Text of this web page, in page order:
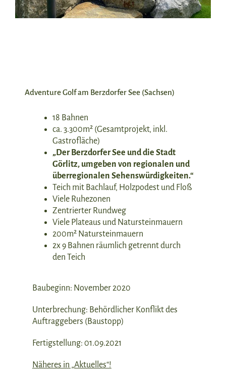
Adventure Golf am Berzdorfer See (Sachsen)
18 Bahnen
ca. 3.300m² (Gesamtprojekt, inkl.
Gastrofläche)
„Der Berzdorfer See und die Stadt
Görlitz, umgeben von regionalen und
überregionalen Sehenswürdigkeiten.“
Teich mit Bachlauf, Holzpodest und Floß
Viele Ruhezonen
Zentrierter Rundweg
Viele Plateaus und Natursteinmauern
200m² Natursteinmauern
2x 9 Bahnen räumlich getrennt durch
den Teich
Baubeginn: November 2020
Unterbrechung: Behördlicher Konflikt des
Auftraggebers (Baustopp)
Fertigstellung: 01.09.2021
Näheres in „Aktuelles“!